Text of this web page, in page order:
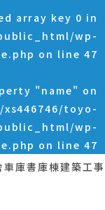
array key 0 in
wp-
on line47
"name" on
xs446746/toyo-
wp-
on line47
車庫書庫棟建築工事